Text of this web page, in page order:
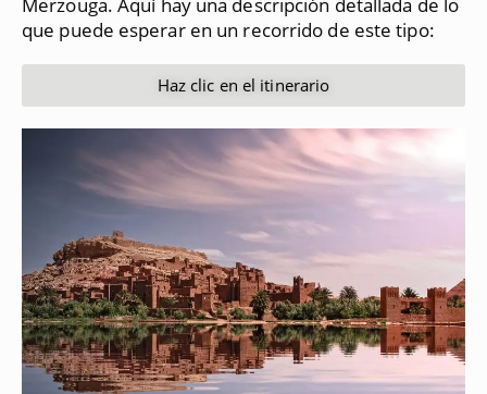
que puede esperar en un recorrido de este tipo:
Haz clic en el itinerario